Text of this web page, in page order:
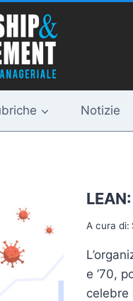
Notizie
A cura di:
e ’70,
celebre